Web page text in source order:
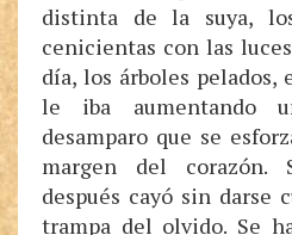
distinta de la suya,
cenicientas con las
día, los árboles
le iba aumentando
desamparo que se
margen del corazón.
después cayó sin darse
trampa del olvido. Se